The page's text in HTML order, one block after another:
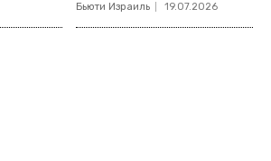
Бьюти Израиль 19.07.2026